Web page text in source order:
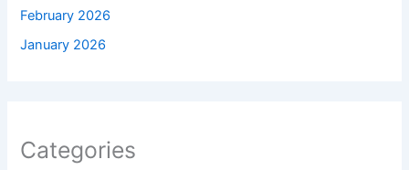
February 2026
January 2026
Categories